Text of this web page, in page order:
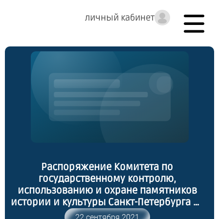
личный кабинет
Распоряжение Комитета по
государственному контролю,
использованию и охране памятников
истории и культуры Санкт-Петербурга от
20.09.2021 № 211-рп "О включении
22 сентября 2021